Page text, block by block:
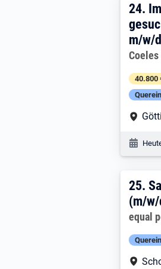
24.
24.
m/w/
Coeles
40.800
25.
25.
(m/
equal